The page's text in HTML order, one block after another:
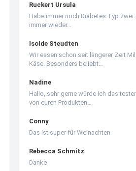
Ruckert Ursula
Habe immer noch Diabetes Typ zwei.
immer wieder…
Isolde Steudten
Wir essen schon seit längerer Zeit
Käse. Besonders beliebt…
Nadine
Hallo, sehr gerne würde ich das
von euren Produkten…
Conny
Das ist super für Weinachten
Rebecca Schmitz
Danke